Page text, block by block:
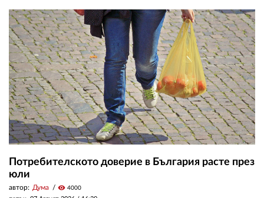
Потребителското доверие в България расте през
юли
автор: Дума visibility 4000